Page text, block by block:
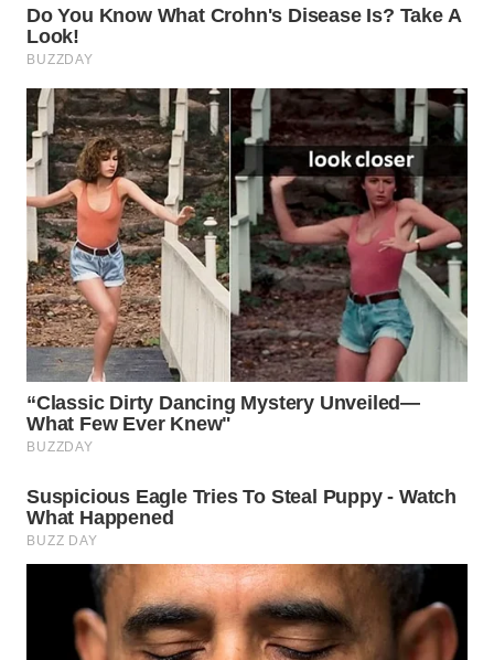
WN
PRIANGAN
WN
SEMARANG
WN
SOLO
WN
BOROBUDUR
WN
MADURA
SURABAYA
WN
NATUNA
WN
BINTAN